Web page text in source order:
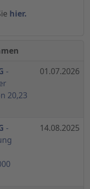
hier.
-
20,23
01.07.2026
-
14.08.2025